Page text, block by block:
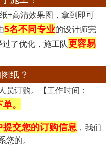
+高清效果图，拿到即可
5名不同专业的设计师完
了优化，施工队更容易
纸？
员订购。【工作时间：
。
交您的订购信息，我们
的。